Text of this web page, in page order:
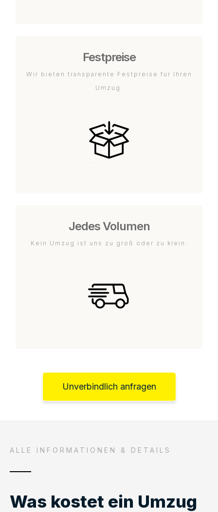
Festpreise
Wir bieten transparente Festpreise für Ihren
Umzug.
Jedes Volumen
Kein Umzug ist uns zu groß oder zu klein.
Unverbindlich anfragen
ALLE INFORMATIONEN & DETAILS
Was kostet ein Umzug